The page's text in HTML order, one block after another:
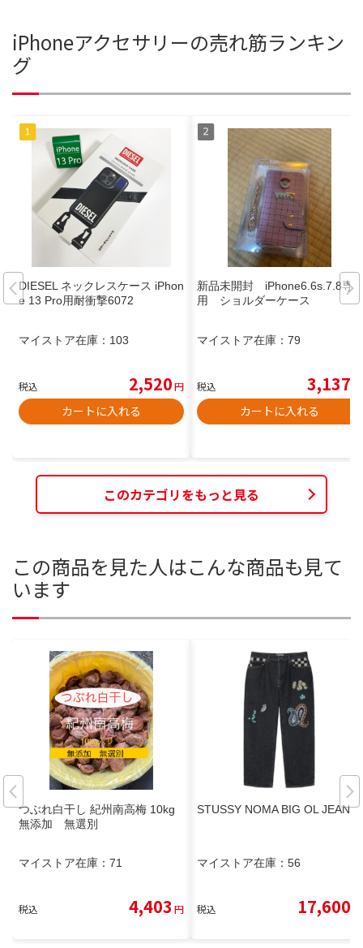
iPhoneアクセサリーの売れ筋ランキン
グ
DIESEL ネックレスケース iPhon
e 13 Pro用耐衝撃6072
マイストア在庫： 103
税込 2,520円
カートに入れる
新品未開封 iPhone6.6s.7.8専
用 ショルダーケース
マイストア在庫： 79
税込 3,137
カートに入れる
このカテゴリをもっと見る
この商品を見た人はこんな商品も見て
います
つぶれ白干し 紀州南高梅 10kg
無添加 無選別
マイストア在庫： 71
税込 4,403 円
STUSSY NOMA BIG OL JEAN
マイストア在庫： 56
税込 17,600